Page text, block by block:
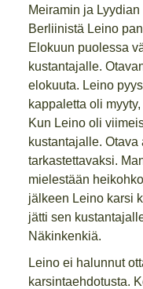
Meiramin ja
Berliinistä Leino
Elokuun puolessa
kustantajalle.
elokuuta. Leino
kappaletta oli
Kun Leino oli
kustantajalle.
tarkastettavaksi.
mielestään
jälkeen Leino karsi
jätti sen
Näkinkenkiä.
Leino ei halunnut
karsintaehdotusta.